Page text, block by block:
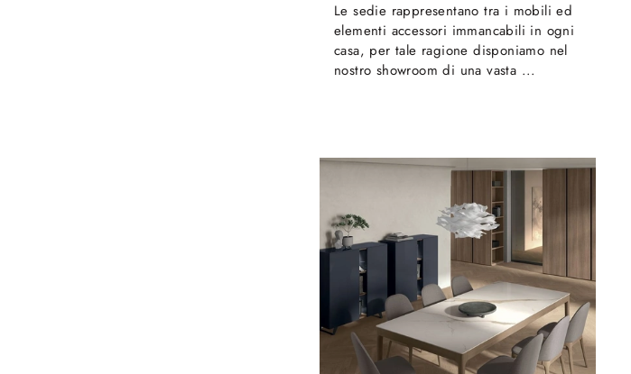
Le sedie rappresentano tra i mobili ed
elementi accessori immancabili in ogni
casa, per tale ragione disponiamo nel
nostro showroom di una vasta ...